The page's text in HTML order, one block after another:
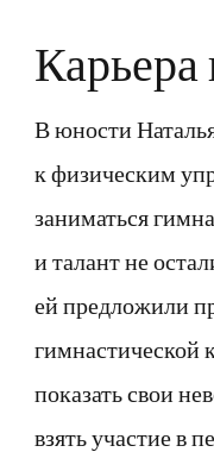
Карьера
В юности
к физическим
заниматься
и талант не
ей предложили
гимнастической
показать свои
взять участие в